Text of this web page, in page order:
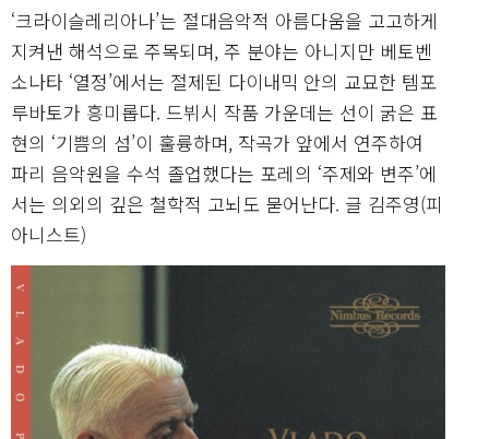
‘크라이슬레리아나’는 절대음악적 아름다움을 고고하게
지켜낸 해석으로 주목되며, 주 분야는 아니지만 베토벤
소나타 ‘열정’에서는 절제된 다이내믹 안의 교묘한 템포
루바토가 흥미롭다. 드뷔시 작품 가운데는 선이 굵은 표
현의 ‘기쁨의 섬’이 훌륭하며, 작곡가 앞에서 연주하여
파리 음악원을 수석 졸업했다는 포레의 ‘주제와 변주’에
서는 의외의 깊은 철학적 고뇌도 묻어난다. 글 김주영(피
아니스트)